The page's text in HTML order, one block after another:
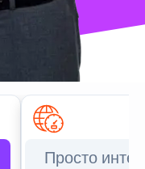
Просто